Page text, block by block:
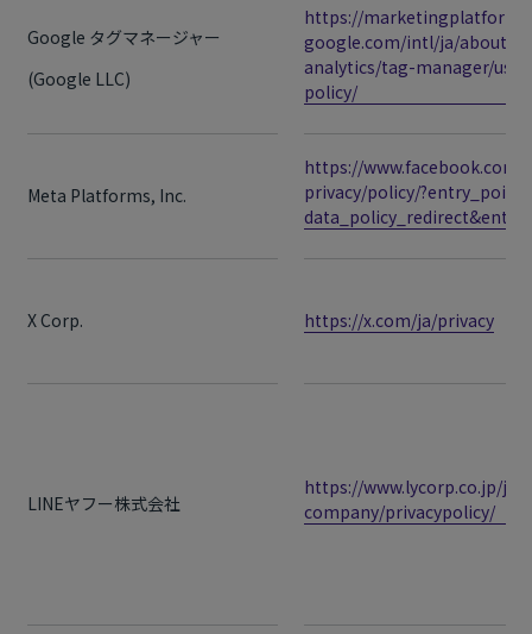
Google タグマネージャー
(Google LLC)
https://marketingplatform.
google.com/intl/ja/about/
analytics/tag-manager/use-
policy/
Meta Platforms, Inc.
https://www.facebook.com/
privacy/policy/?entry_point=
X Corp. https://x.com/ja/privacy
LINEヤフー株式会社
https://www.lycorp.co.jp/ja/
company/privacypolicy/